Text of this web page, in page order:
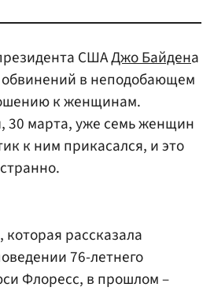
СШАДжо Байдена
в неподобающем
к женщинам.
30 марта, уже семь женщин
к ним прикасался, и это
рассказала
76-летнего
Флоресс, в прошлом –